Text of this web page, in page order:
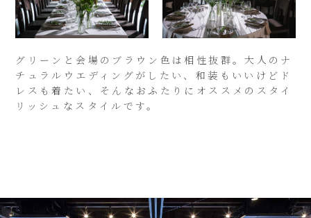
グリーンと会場のブラウン色は相性抜群。大人のナ
チュラルウエディングがしたい、和装もいいけどド
レスも着たい、そんなおふたりにオススメのスタイ
リッシュなスタイルです。